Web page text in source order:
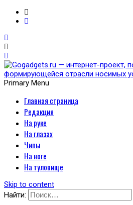
Gogadgets.ru —
проект,
активно
отрасли
устройств
Primary Menu
Главная страница
Редакция
На руке
На глазах
Чипы
На ноге
На туловище
Skip to content
Найти: